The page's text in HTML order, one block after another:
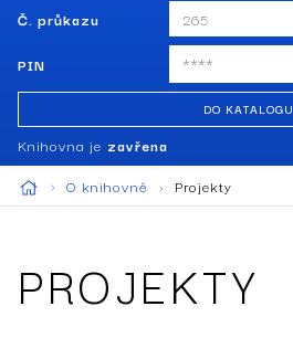
Č. průkazu
PIN
DO KATALOGU
Knihovna je zavřena
O knihovně Projekty
PROJEKTY